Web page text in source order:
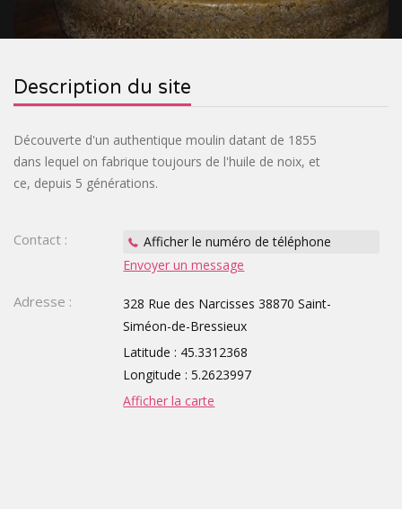
&
TRAINS
OENOTOURISME
SPIRITOURISME
TOURISTIQUES
PARCS
JARDINS
ÊTRE ACTIVITÉS
Description du site
Découverte d'un authentique moulin datant de 1855
dans lequel on fabrique toujours de l'huile de noix, et
ce, depuis 5 générations.
Contact :
Afficher le numéro de téléphone
Envoyer un message
Adresse :
328 Rue des Narcisses 38870 Saint-
Siméon-de-Bressieux
Latitude : 45.3312368
Longitude : 5.2623997
Afficher la carte